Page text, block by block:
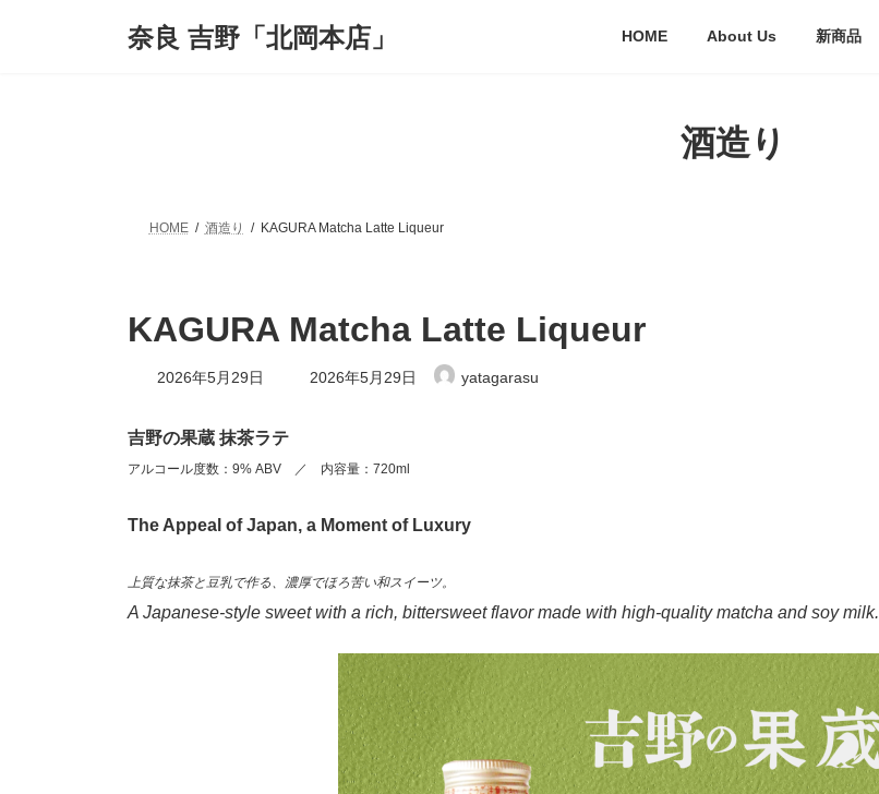
奈良 吉野「北岡本店」 HOME About Us 新商品
酒造り
HOME 酒造り KAGURA Matcha Latte Liqueur
KAGURA Matcha Latte Liqueur
2026年5月29日
最
終
時
2026年5月29日 yatagarasu
吉野の果蔵 抹茶ラテ
アルコール度数：9% ABV ／ 内容量：720ml
The Appeal of Japan, a Moment of Luxury
上質な抹茶と豆乳で作る、濃厚でほろ苦い和スイーツ。
A Japanese-style sweet with a rich, bittersweet flavor made with high-quality matcha and soy milk.